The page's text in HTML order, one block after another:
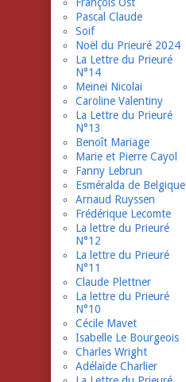
François Ost
Pascal Claude
Soif
Noël du Prieuré 2024
La Lettre du Prieuré
N°14
Meinei Nicolai
Caroline Valentiny
La Lettre du Prieuré
N°13
Benoît Mariage
Marie et Pierre Cayol
Fanny Lebrun
Esméralda de Belgique
Arnaud Ruyssen
Frédérique Lecomte
La lettre du Prieuré
N°12
La lettre du Prieuré
N°11
Claude Plettner
La lettre du Prieuré
N°10
Cécile Mavet
Isabelle Le Bourgeois
Charles Wright
Adélaïde Charlier